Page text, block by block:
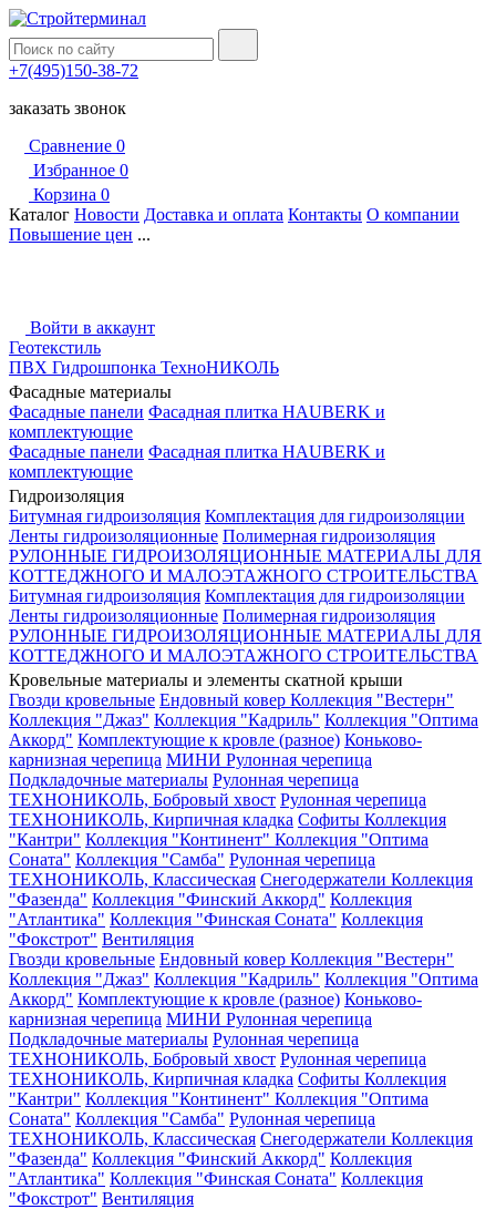
+7(495)150-38-72
заказать звонок
Сравнение 0
Избранное 0
Корзина 0
Каталог Новости Доставка и оплата Контакты О компании
Повышение цен ...
Войти в аккаунт
Геотекстиль
ПВХ Гидрошпонка ТехноНИКОЛЬ
Фасадные материалы
Фасадные панели Фасадная плитка HAUBERK и
комплектующие
Фасадные панели Фасадная плитка HAUBERK и
комплектующие
Гидроизоляция
Битумная гидроизоляция Комплектация для гидроизоляции
Ленты гидроизоляционные Полимерная гидроизоляция
РУЛОННЫЕ ГИДРОИЗОЛЯЦИОННЫЕ МАТЕРИАЛЫ ДЛЯ
КОТТЕДЖНОГО И МАЛОЭТАЖНОГО СТРОИТЕЛЬСТВА
Битумная гидроизоляция Комплектация для гидроизоляции
Ленты гидроизоляционные Полимерная гидроизоляция
РУЛОННЫЕ ГИДРОИЗОЛЯЦИОННЫЕ МАТЕРИАЛЫ ДЛЯ
КОТТЕДЖНОГО И МАЛОЭТАЖНОГО СТРОИТЕЛЬСТВА
Кровельные материалы и элементы скатной крыши
Гвозди кровельные Ендовный ковер Коллекция "Вестерн"
Коллекция "Джаз" Коллекция "Кадриль" Коллекция "Оптима
Аккорд" Комплектующие к кровле (разное) Коньково-
карнизная черепица МИНИ Рулонная черепица
Подкладочные материалы Рулонная черепица
ТЕХНОНИКОЛЬ, Бобровый хвост Рулонная черепица
ТЕХНОНИКОЛЬ, Кирпичная кладка Софиты Коллекция
"Кантри" Коллекция "Континент" Коллекция "Оптима
Соната" Коллекция "Самба" Рулонная черепица
ТЕХНОНИКОЛЬ, Классическая Снегодержатели Коллекция
"Фазенда" Коллекция "Финский Аккорд" Коллекция
"Атлантика" Коллекция "Финская Соната" Коллекция
"Фокстрот" Вентиляция
Гвозди кровельные Ендовный ковер Коллекция "Вестерн"
Коллекция "Джаз" Коллекция "Кадриль" Коллекция "Оптима
Аккорд" Комплектующие к кровле (разное) Коньково-
карнизная черепица МИНИ Рулонная черепица
Подкладочные материалы Рулонная черепица
ТЕХНОНИКОЛЬ, Бобровый хвост Рулонная черепица
ТЕХНОНИКОЛЬ, Кирпичная кладка Софиты Коллекция
"Кантри" Коллекция "Континент" Коллекция "Оптима
Соната" Коллекция "Самба" Рулонная черепица
ТЕХНОНИКОЛЬ, Классическая Снегодержатели Коллекция
"Фазенда" Коллекция "Финский Аккорд" Коллекция
"Атлантика" Коллекция "Финская Соната" Коллекция
"Фокстрот" Вентиляция